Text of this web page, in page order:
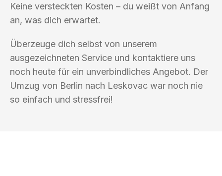
Keine versteckten Kosten – du weißt von Anfang
an, was dich erwartet.
Überzeuge dich selbst von unserem
ausgezeichneten Service und kontaktiere uns
noch heute für ein unverbindliches Angebot. Der
Umzug von Berlin nach Leskovac war noch nie
so einfach und stressfrei!